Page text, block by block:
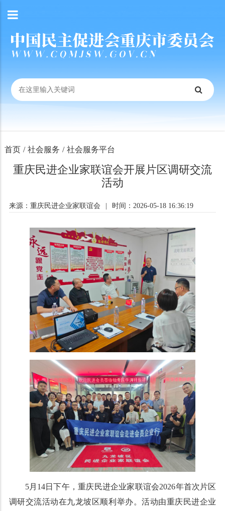
首页 / 社会服务 / 社会服务平台
重庆民进企业家联谊会开展片区调研交流
活动
来源：重庆民进企业家联谊会 时间：2026-05-18 16:36:19
5月14日下午，重庆民进企业家联谊会2026年首次片区
调研交流活动在九龙坡区顺利举办。活动由重庆民进企业